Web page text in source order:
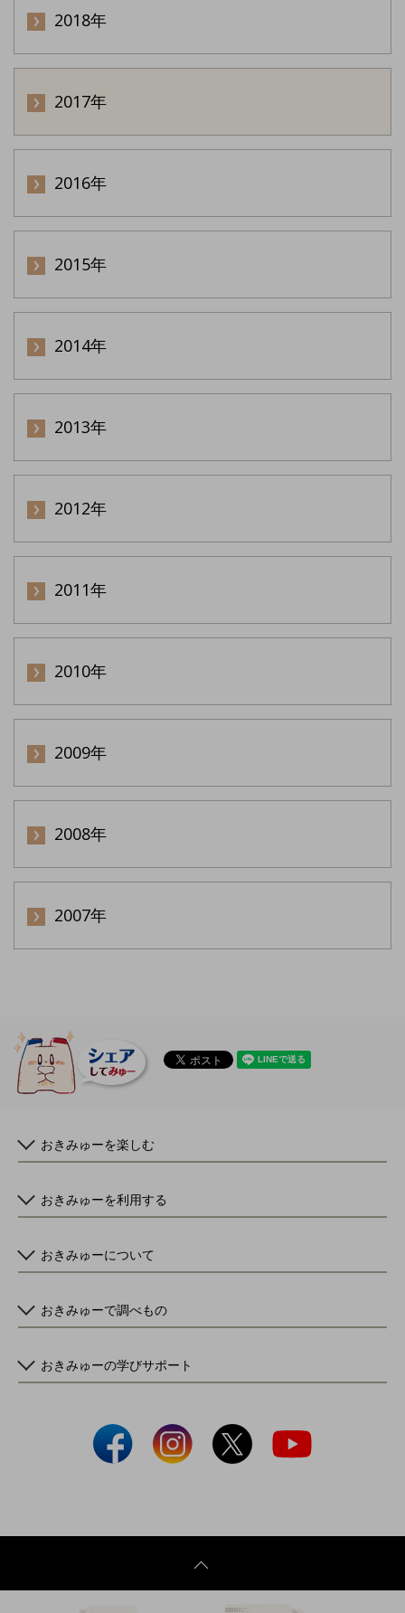
2018年
2017年
2016年
2015年
2014年
2013年
2012年
2011年
2010年
2009年
2008年
2007年
おきみゅーを楽しむ
おきみゅーを利用する
おきみゅーについて
おきみゅーで調べもの
おきみゅーの学びサポート